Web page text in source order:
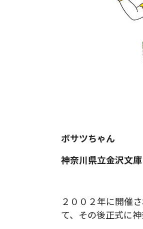
ボサツちゃん
神奈川県立金沢文庫
２００２年に開催
て、その後正式に